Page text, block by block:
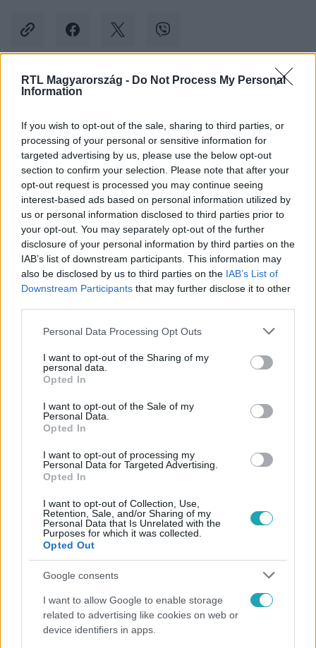
RTL Magyarország - Do Not Process My Personal
Information
If you wish to opt-out of the sale, sharing to third parties, or
processing of your personal or sensitive information for
targeted advertising by us, please use the below opt-out
section to confirm your selection. Please note that after your
opt-out request is processed you may continue seeing
interest-based ads based on personal information utilized by
us or personal information disclosed to third parties prior to
your opt-out. You may separately opt-out of the further
disclosure of your personal information by third parties on the
IAB’s list of downstream participants. This information may
also be disclosed by us to third parties on the IAB’s List of
Downstream Participants that may further disclose it to other
Please note that this website/app uses one or more Google
not limited to your visit or usage behaviour. You may click to
grant or deny consent to Google and its third-party tags to
use your data for below specified purposes in below Google
consent section.
Personal Data Processing Opt Outs
I want to opt-out of the Sharing of my
personal data.
Opted In
I want to opt-out of the Sale of my
Personal Data.
Opted In
I want to opt-out of processing my
Personal Data for Targeted Advertising.
Opted In
I want to opt-out of Collection, Use,
Retention, Sale, and/or Sharing of my
Personal Data that Is Unrelated with the
Purposes for which it was collected.
Opted Out
Google consents
I want to allow Google to enable storage
related to advertising like cookies on web or
device identifiers in apps.
Kövess minket, és értesülj a friss hírekről a
Követem
#KÜLFÖLD #REPÜLŐ #PÉNISZ #RAJZ
PILÓTA REPTÉR # VÁRAKOZÁS # OHIO
Megyeri Csilla és Nico elszöktek otthonról